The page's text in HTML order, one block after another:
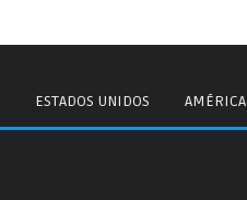
ESTADOS UNIDOS AMÉRICA